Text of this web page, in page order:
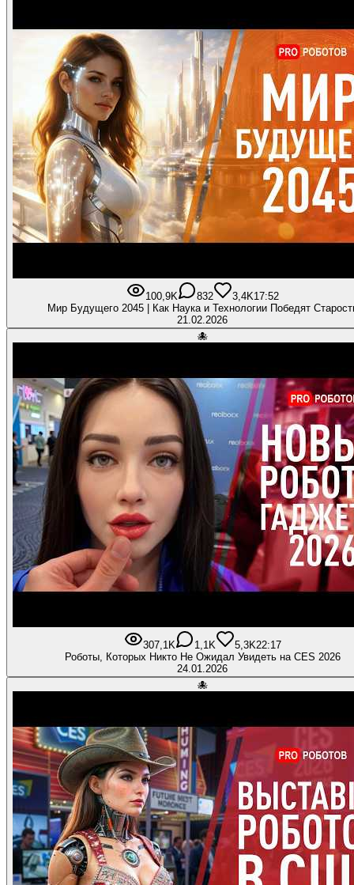
100,9K 832 3,4K17:52
Мир Будущего 2045 | Как Наука и Технологии Победят
21.02.2026
🐙
307,1K 1,1K 5,3K22:17
Роботы, Которых Никто Не Ожидал Увидеть на CES 2026
24.01.2026
🐙